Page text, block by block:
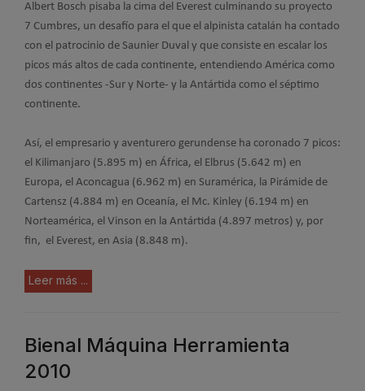
Albert Bosch pisaba la cima del Everest culminando su proyecto
7 Cumbres, un desafío para el que el alpinista catalán ha contado
con el patrocinio de Saunier Duval y que consiste en escalar los
picos más altos de cada continente, entendiendo América como
dos continentes -Sur y Norte- y la Antártida como el séptimo
continente.
Así, el empresario y aventurero gerundense ha coronado 7 picos:
el Kilimanjaro (5.895 m) en África, el Elbrus (5.642 m) en
Europa, el Aconcagua (6.962 m) en Suramérica, la Pirámide de
Cartensz (4.884 m) en Oceanía, el Mc. Kinley (6.194 m) en
Norteamérica, el Vinson en la Antártida (4.897 metros) y, por
fin, el Everest, en Asia (8.848 m).
Leer más ...
Bienal Máquina Herramienta
2010